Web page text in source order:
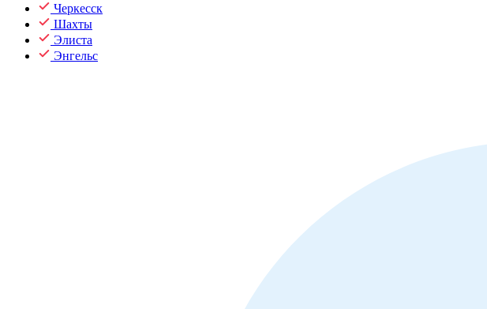
Черкесск
Шахты
Элиста
Энгельс